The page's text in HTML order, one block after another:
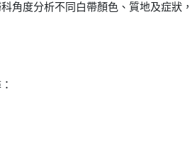
角度分析不同白帶顏色、質地及症狀